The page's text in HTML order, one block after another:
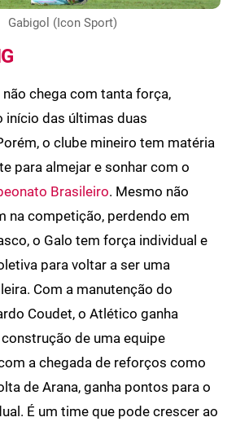
Gabigol (Icon Sport)
chega com tanta força,
início das últimas duas
o clube mineiro tem matéria
para almejar e sonhar com o
Brasileiro. Mesmo não
na competição, perdendo em
o Galo tem força individual e
para voltar a ser uma
Com a manutenção do
Coudet, o Atlético ganha
de uma equipe
a chegada de reforços como
de Arana, ganha pontos para o
É um time que pode crescer ao